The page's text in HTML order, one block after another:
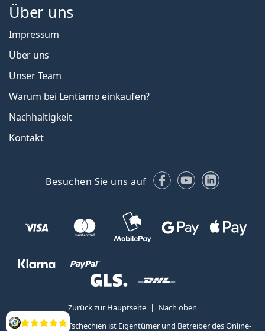
Bewertung
Über uns
Impressum
Über uns
Unser Team
Warum bei Lentiamo einkaufen?
Nachhaltigkeit
Kontakt
Besuchen Sie uns auf Facebook
YouTubeLinkedIn
Zurück zur Hauptseite
Nach oben
Lentiamo s.r.o., Tschechien ist Eigentümer und Betreiber des Online-